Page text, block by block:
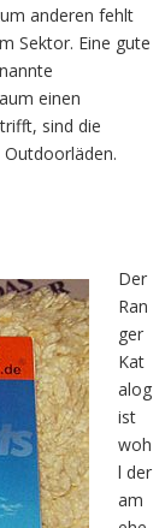
anderen fehlt
Sektor. Eine gute
einen
sind die
Der
Ran
ger
Kat
alog
ist
woh
l der
am